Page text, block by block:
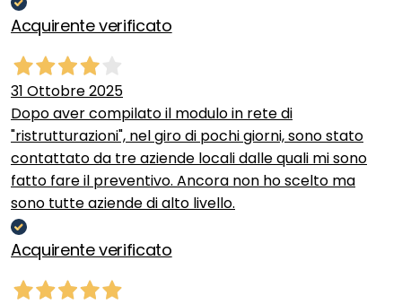
Acquirente verificato
31 Ottobre 2025
Dopo aver compilato il modulo in rete di
"ristrutturazioni", nel giro di pochi giorni, sono stato
contattato da tre aziende locali dalle quali mi sono
fatto fare il preventivo. Ancora non ho scelto ma
sono tutte aziende di alto livello.
Acquirente verificato